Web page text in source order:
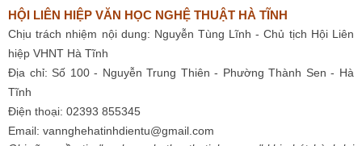
HỘI LIÊN HIỆP VĂN HỌC NGHỆ THUẬT HÀ TĨNH
Chịu trách nhiệm nội dung: Nguyễn Tùng Lĩnh - Chủ tịch Hội Liên
hiệp VHNT Hà Tĩnh
Địa chỉ: Số 100 - Nguyễn Trung Thiên - Phường Thành Sen - Hà
Tĩnh
Điện thoại: 02393 855345
Email: vannghehatinhdientu@gmail.com